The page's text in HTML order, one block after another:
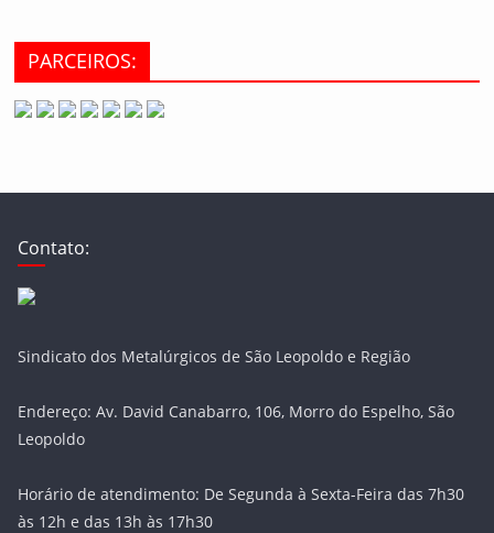
PARCEIROS:
Contato:
Sindicato dos Metalúrgicos de São Leopoldo e Região
Endereço: Av. David Canabarro, 106, Morro do Espelho, São
Leopoldo
Horário de atendimento: De Segunda à Sexta-Feira das 7h30
às 12h e das 13h às 17h30